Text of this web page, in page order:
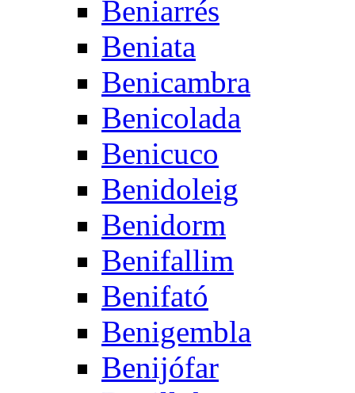
Beniarrés
Beniata
Benicambra
Benicolada
Benicuco
Benidoleig
Benidorm
Benifallim
Benifató
Benigembla
Benijófar